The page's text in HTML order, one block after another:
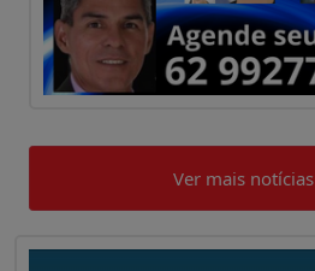
Ver mais notícias